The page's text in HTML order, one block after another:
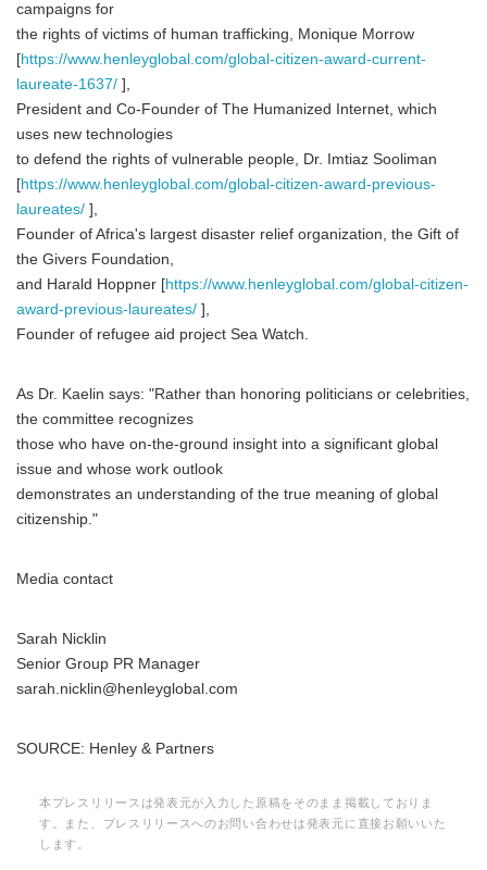
campaigns for
the rights of victims of human trafficking, Monique Morrow
[https://www.henleyglobal.com/global-citizen-award-current-
laureate-1637/ ],
President and Co-Founder of The Humanized Internet, which
uses new technologies
to defend the rights of vulnerable people, Dr. Imtiaz Sooliman
[https://www.henleyglobal.com/global-citizen-award-previous-
laureates/ ],
Founder of Africa's largest disaster relief organization, the Gift of
the Givers Foundation,
and Harald Hoppner [https://www.henleyglobal.com/global-citizen-
award-previous-laureates/ ],
Founder of refugee aid project Sea Watch.
As Dr. Kaelin says: "Rather than honoring politicians or celebrities,
the committee recognizes
those who have on-the-ground insight into a significant global
issue and whose work outlook
demonstrates an understanding of the true meaning of global
citizenship."
Media contact
Sarah Nicklin
Senior Group PR Manager
sarah.nicklin@henleyglobal.com
SOURCE: Henley & Partners
本プレスリリースは発表元が入力した原稿をそのまま掲載しておりま
す。また、プレスリリースへのお問い合わせは発表元に直接お願いいた
します。